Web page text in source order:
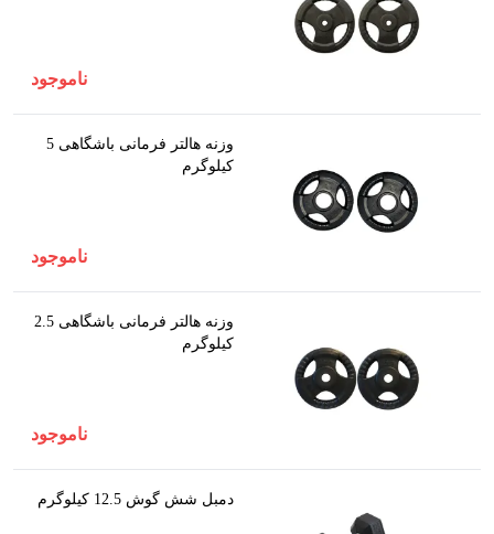
ناموجود
وزنه هالتر فرمانی باشگاهی 5
کیلوگرم
ناموجود
وزنه هالتر فرمانی باشگاهی 2.5
کیلوگرم
ناموجود
دمبل شش گوش 12.5 کیلوگرم